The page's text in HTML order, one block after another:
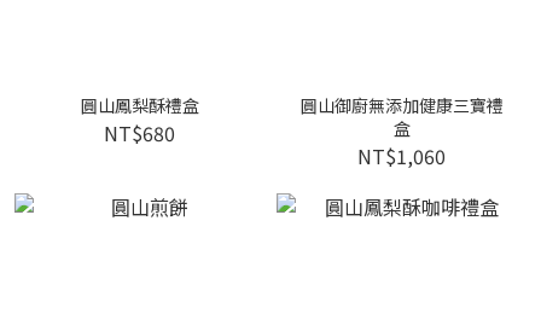
圓山鳳梨酥禮盒
NT$680
圓山御廚無添加健康三寶禮
盒
NT$1,060